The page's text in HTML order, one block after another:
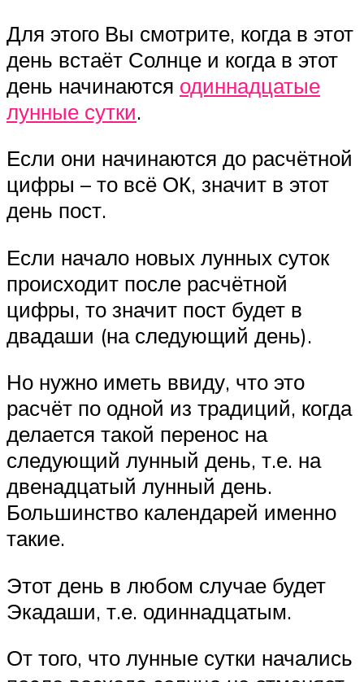
Для этого Вы смотрите, когда в этот
день встаёт Солнце и когда в этот
день начинаются одиннадцатые
лунные сутки.
Если они начинаются до расчётной
цифры – то всё ОК, значит в этот
день пост.
Если начало новых лунных суток
происходит после расчётной
цифры, то значит пост будет в
двадаши (на следующий день).
Но нужно иметь ввиду, что это
расчёт по одной из традиций, когда
делается такой перенос на
следующий лунный день, т.е. на
двенадцатый лунный день.
Большинство календарей именно
такие.
Этот день в любом случае будет
Экадаши, т.е. одиннадцатым.
От того, что лунные сутки начались